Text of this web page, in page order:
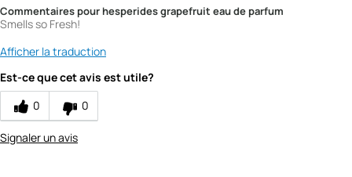
Commentaires pour hesperides grapefruit eau de parfum
Smells so Fresh!
Afficher la traduction
Est-ce que cet avis est utile?
0
0
Signaler un avis